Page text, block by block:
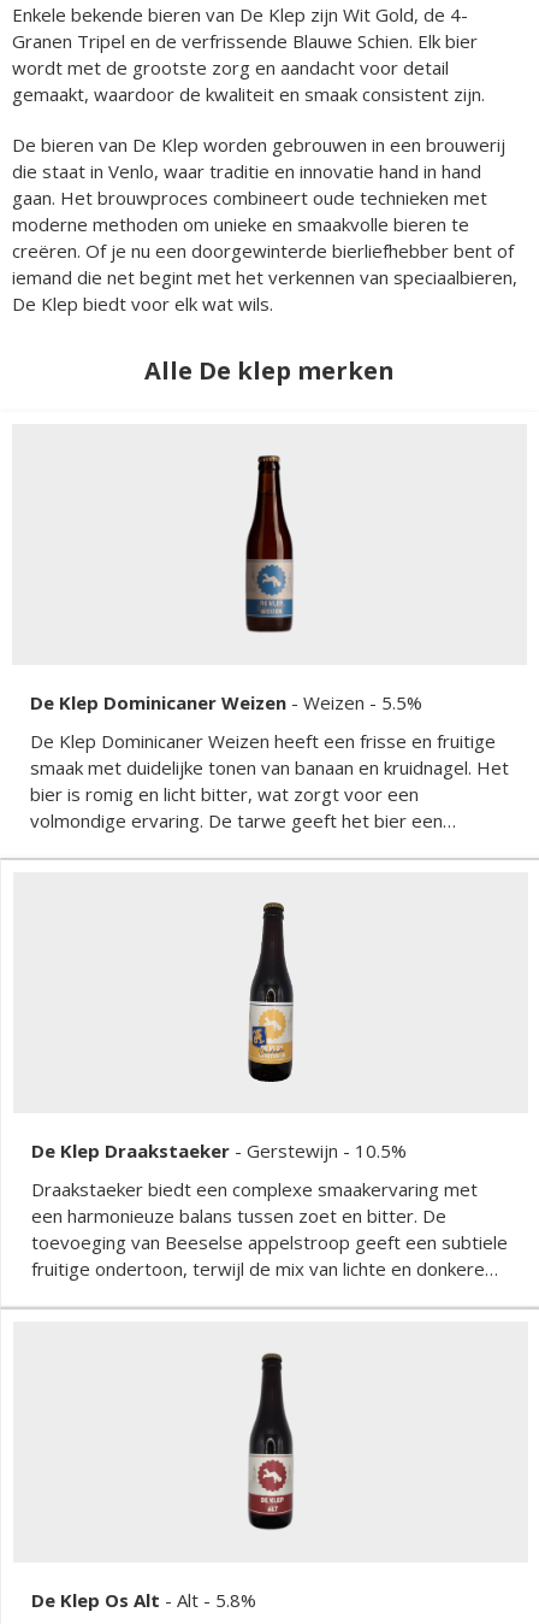
Enkele bekende bieren van De Klep zijn Wit Gold, de 4-
Granen Tripel en de verfrissende Blauwe Schien. Elk bier
wordt met de grootste zorg en aandacht voor detail
gemaakt, waardoor de kwaliteit en smaak consistent zijn.
De bieren van De Klep worden gebrouwen in een brouwerij
die staat in Venlo, waar traditie en innovatie hand in hand
gaan. Het brouwproces combineert oude technieken met
moderne methoden om unieke en smaakvolle bieren te
creëren. Of je nu een doorgewinterde bierliefhebber bent of
iemand die net begint met het verkennen van speciaalbieren,
De Klep biedt voor elk wat wils.
Alle De klep merken
De Klep Dominicaner Weizen - Weizen - 5.5%
De Klep Dominicaner Weizen heeft een frisse en fruitige
smaak met duidelijke tonen van banaan en kruidnagel. Het
bier is romig en licht bitter, wat zorgt voor een
volmondige ervaring. De tarwe geeft het bier een
weizen, met een balans tussen zoet en kruidig.
De Klep Draakstaeker - Gerstewijn - 10.5%
Draakstaeker biedt een complexe smaakervaring met
een harmonieuze balans tussen zoet en bitter. De
toevoeging van Beeselse appelstroop geeft een subtiele
fruitige ondertoon, terwijl de mix van lichte en donkere
appel en karamel. Het is een bier dat het best tot zijn
recht komt bij een rustige genietmoment.
De Klep Os Alt - Alt - 5.8%